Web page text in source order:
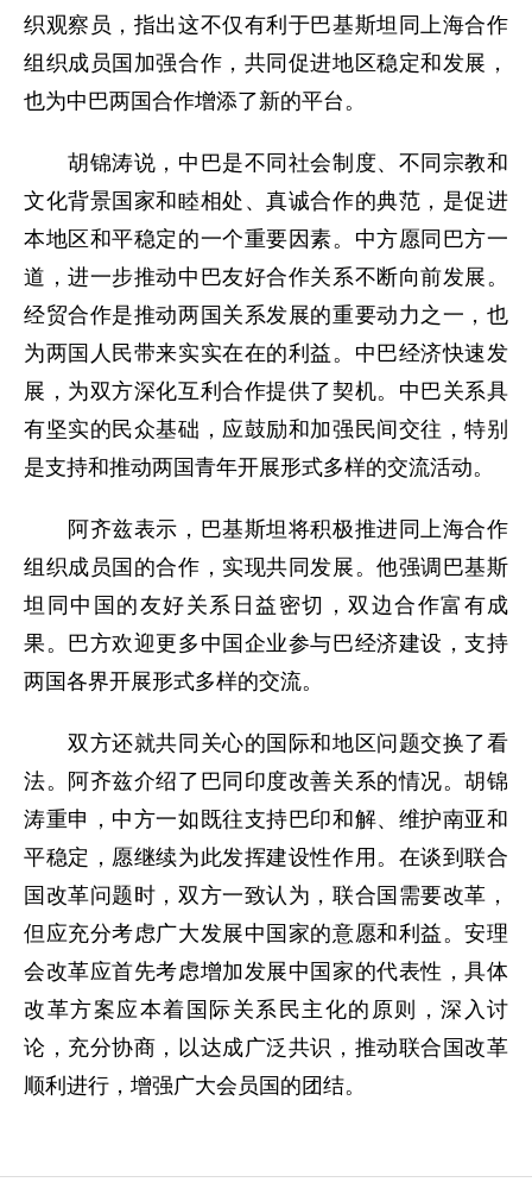
织观察员，指出这不仅有利于巴基斯坦同上海合作
组织成员国加强合作，共同促进地区稳定和发展，
也为中巴两国合作增添了新的平台。
胡锦涛说，中巴是不同社会制度、不同宗教和
文化背景国家和睦相处、真诚合作的典范，是促进
本地区和平稳定的一个重要因素。中方愿同巴方一
道，进一步推动中巴友好合作关系不断向前发展。
经贸合作是推动两国关系发展的重要动力之一，也
为两国人民带来实实在在的利益。中巴经济快速发
展，为双方深化互利合作提供了契机。中巴关系具
有坚实的民众基础，应鼓励和加强民间交往，特别
是支持和推动两国青年开展形式多样的交流活动。
阿齐兹表示，巴基斯坦将积极推进同上海合作
组织成员国的合作，实现共同发展。他强调巴基斯
坦同中国的友好关系日益密切，双边合作富有成
果。巴方欢迎更多中国企业参与巴经济建设，支持
两国各界开展形式多样的交流。
双方还就共同关心的国际和地区问题交换了看
法。阿齐兹介绍了巴同印度改善关系的情况。胡锦
涛重申，中方一如既往支持巴印和解、维护南亚和
平稳定，愿继续为此发挥建设性作用。在谈到联合
国改革问题时，双方一致认为，联合国需要改革，
但应充分考虑广大发展中国家的意愿和利益。安理
会改革应首先考虑增加发展中国家的代表性，具体
改革方案应本着国际关系民主化的原则，深入讨
论，充分协商，以达成广泛共识，推动联合国改革
顺利进行，增强广大会员国的团结。